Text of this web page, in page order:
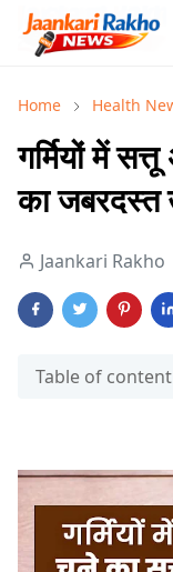
Home Health
गर्मियों में
का जबरदस्त
Jaankari Rakho
Table of content